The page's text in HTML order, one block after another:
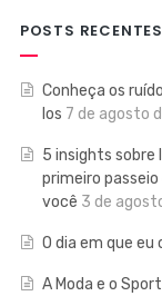
POSTS RECENTES
Conheça os
los 7 de agosto
5 insights sobre
primeiro
você 3 de
O dia em que eu
A Moda e o